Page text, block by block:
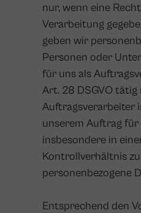
nur, wenn eine
Verarbeitung
geben wir
Personen oder
für uns als
Art. 28 DSGVO tätig
Auftragsverarbeiter
unserem Auftrag für
insbesondere in
Kontrollverhältnis zu
personenbezogene
Entsprechend den